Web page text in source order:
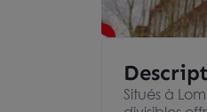
Situés à